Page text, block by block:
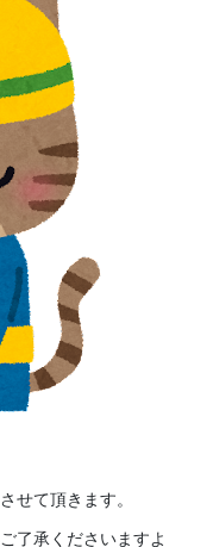
せて頂きます。
了承くださいますよ